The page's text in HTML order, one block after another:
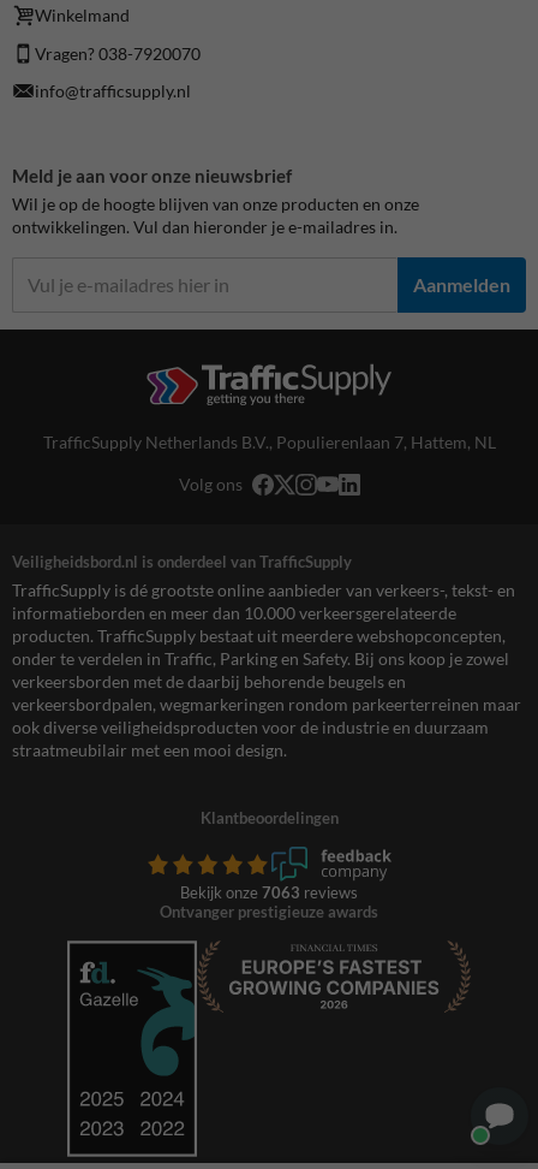
Winkelmand
Vragen? 038-7920070
info@trafficsupply.nl
Meld je aan voor onze nieuwsbrief
Wil je op de hoogte blijven van onze producten en onze
ontwikkelingen. Vul dan hieronder je e-mailadres in.
Aanmelden
TrafficSupply Netherlands B.V., Populierenlaan 7, Hattem, NL
Volg ons
Veiligheidsbord.nl is onderdeel van TrafficSupply
TrafficSupply is dé grootste online aanbieder van verkeers-, tekst- en
informatieborden en meer dan 10.000 verkeersgerelateerde
producten. TrafficSupply bestaat uit meerdere webshopconcepten,
onder te verdelen in Traffic, Parking en Safety. Bij ons koop je zowel
verkeersborden met de daarbij behorende beugels en
verkeersbordpalen, wegmarkeringen rondom parkeerterreinen maar
ook diverse veiligheidsproducten voor de industrie en duurzaam
straatmeubilair met een mooi design.
Klantbeoordelingen
Bekijk onze 7063 reviews
Ontvanger prestigieuze awards